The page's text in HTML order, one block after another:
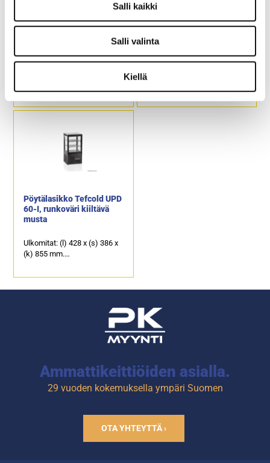
Salli kaikki
Salli valinta
Kiellä
Pöytälasikko Tefcold UPD
2 säädettävää lankahyllyä ja
pohjataso.
Pöytälasikko Tefcold
LCT900F-P, palvelumalli
2 säädettävää lankahyllyä ja
pohjataso.
Pöytälasikko Tefcold UPD
60-I, runkoväri kiiltävä
musta
Ulkomitat: (l) 428 x (s) 386 x
(k) 855 mm.
pohjataso.
Ammattikeittiöiden asialla.
29 vuoden kokemuksella ympäri Suomen
OTA YHTEYTTÄ ›